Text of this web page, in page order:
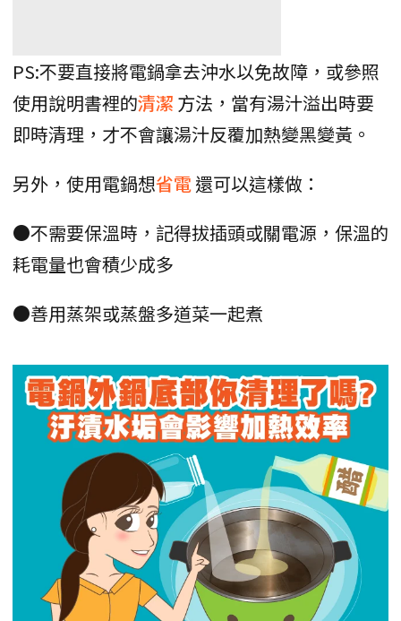
PS:不要直接將電鍋拿去沖水以免故障，或參照
使用說明書裡的清潔 方法，當有湯汁溢出時要
即時清理，才不會讓湯汁反覆加熱變黑變黃。
另外，使用電鍋想省電還可以這樣做：
●不需要保溫時，記得拔插頭或關電源，保溫的
耗電量也會積少成多
●善用蒸架或蒸盤多道菜一起煮